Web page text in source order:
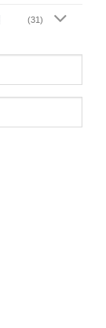
(31)